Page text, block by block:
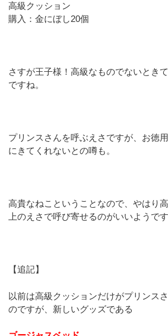
高級クッション
購入：金にぼし20個
さすが王子様！高級なものでないとき
ですね。
プリンスさんを呼ぶえさですが、お徳
にきてくれないとの噂も。
高貴なねこということなので、やはり
上のえさで呼び寄せるのがいいようです
【追記】
以前は高級クッションだけがプリンス
のですが、新しいグッズである